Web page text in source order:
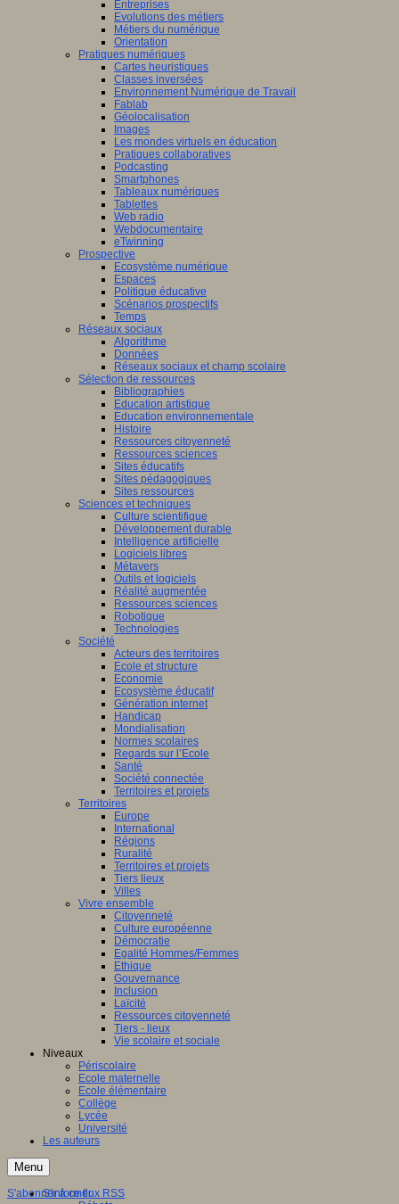
Entreprises
Evolutions des métiers
Métiers du numérique
Orientation
Pratiques numériques
Cartes heuristiques
Classes inversées
Environnement Numérique de Travail
Fablab
Géolocalisation
Images
Les mondes virtuels en éducation
Pratiques collaboratives
Podcasting
Smartphones
Tableaux numériques
Tablettes
Web radio
Webdocumentaire
eTwinning
Prospective
Ecosystème numérique
Espaces
Politique éducative
Scénarios prospectifs
Temps
Réseaux sociaux
Algorithme
Données
Réseaux sociaux et champ scolaire
Sélection de ressources
Bibliographies
Education artistique
Education environnementale
Histoire
Ressources citoyenneté
Ressources sciences
Sites éducatifs
Sites pédagogiques
Sites ressources
Sciences et techniques
Culture scientifique
Développement durable
Intelligence artificielle
Logiciels libres
Métavers
Outils et logiciels
Réalité augmentée
Ressources sciences
Robotique
Technologies
Société
Acteurs des territoires
Ecole et structure
Economie
Ecosystème éducatif
Génération internet
Handicap
Mondialisation
Normes scolaires
Regards sur l’Ecole
Santé
Société connectée
Territoires et projets
Territoires
Europe
International
Régions
Ruralité
Territoires et projets
Tiers lieux
Villes
Vivre ensemble
Citoyenneté
Culture européenne
Démocratie
Egalité Hommes/Femmes
Ethique
Gouvernance
Inclusion
Laïcité
Ressources citoyenneté
Tiers - lieux
Vie scolaire et sociale
Niveaux
Périscolaire
Ecole maternelle
Ecole élémentaire
Collège
Lycée
Université
Les auteurs
Menu
S'informer
S'abonner à ce flux RSS